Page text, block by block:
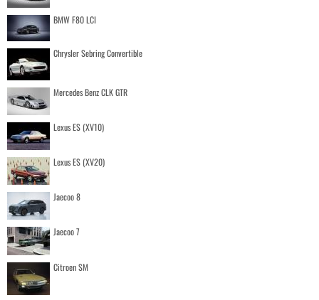
BMW F80 LCI
Chrysler Sebring Convertible
Mercedes Benz CLK GTR
Lexus ES (XV10)
Lexus ES (XV20)
Jaecoo 8
Jaecoo 7
Citroen SM